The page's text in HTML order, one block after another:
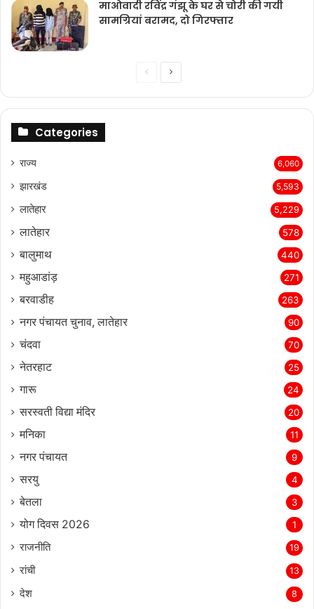
माओवादी रविंद्र गंझू के घर से चोरी की गयी
सामग्रियां बरामद, दो गिरफ्तार
PreviousNext
Categories
राज्‍य 6,060
झारखंड 5,593
लातेहार 5,229
लातेहार 578
बालुमाथ 440
महुआडांड़ 271
बरवाडीह 263
नगर पंचायत चुनाव, लातेहार 90
चंदवा 70
नेतरहाट 25
गारू 24
सरस्‍वती विद्या मंदिर 20
मनिका 11
नगर पंचायत 9
सरयु 4
बेतला 3
योग दिवस 2026 1
राजनीति 19
रांची 13
देश 8